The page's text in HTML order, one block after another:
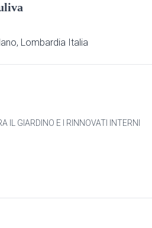
Lombardia Italia
IL GIARDINO E I RINNOVATI INTERNI